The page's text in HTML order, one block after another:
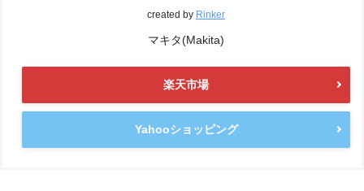
created by Rinker
マキタ(Makita)
楽天市場
Yahooショッピング